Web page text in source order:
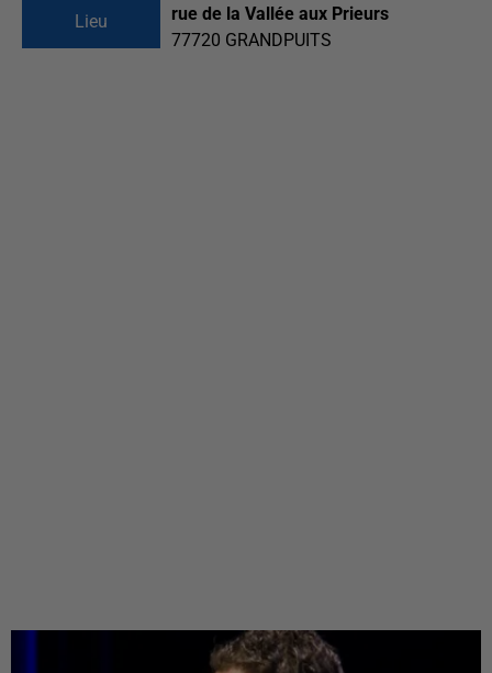
Lieu
rue de la Vallée aux Prieurs
77720 GRANDPUITS